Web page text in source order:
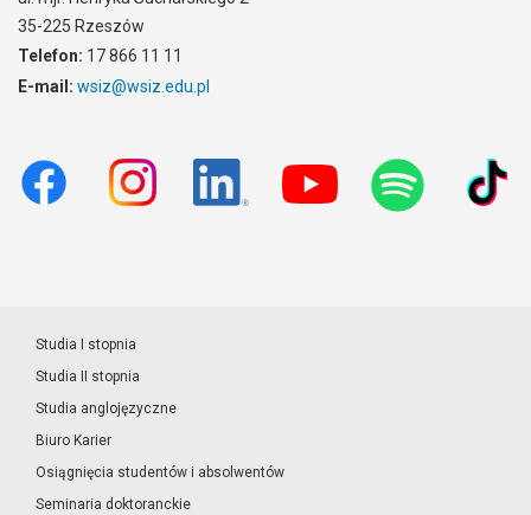
35-225 Rzeszów
Telefon: 17 866 11 11
E-mail: wsiz@wsiz.edu.pl
Studia I stopnia
Studia II stopnia
Studia anglojęzyczne
Biuro Karier
Osiągnięcia studentów i absolwentów
Seminaria doktoranckie